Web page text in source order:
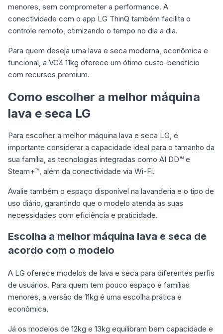
menores, sem comprometer a performance. A
conectividade com o app LG ThinQ também facilita o
controle remoto, otimizando o tempo no dia a dia.
Para quem deseja uma lava e seca moderna, econômica e
funcional, a VC4 11kg oferece um ótimo custo-benefício
com recursos premium.
Como escolher a melhor máquina
lava e seca LG
Para escolher a melhor máquina lava e seca LG, é
importante considerar a capacidade ideal para o tamanho da
sua família, as tecnologias integradas como AI DD™ e
Steam+™, além da conectividade via Wi-Fi.
Avalie também o espaço disponível na lavanderia e o tipo de
uso diário, garantindo que o modelo atenda às suas
necessidades com eficiência e praticidade.
Escolha a melhor máquina lava e seca de
acordo com o modelo
A LG oferece modelos de lava e seca para diferentes perfis
de usuários. Para quem tem pouco espaço e famílias
menores, a versão de 11kg é uma escolha prática e
econômica.
Já os modelos de 12kg e 13kg equilibram bem capacidade e